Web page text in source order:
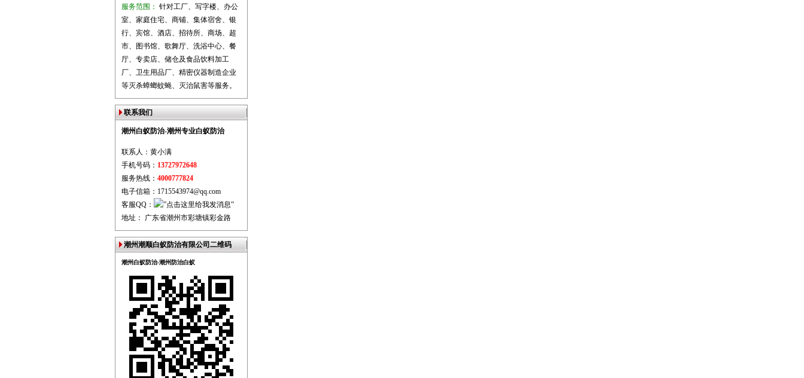
服务范围： 针对工厂、写字楼、办公
室、家庭住宅、商铺、集体宿舍、银
行、宾馆、酒店、招待所、商场、超
市、图书馆、歌舞厅、洗浴中心、餐
厅、专卖店、储仓及食品饮料加工
厂、卫生用品厂、精密仪器制造企业
等灭杀蟑螂蚊蝇、灭治鼠害等服务。
联系我们
潮州白蚁防治-潮州专业白蚁防治
联系人：黄小满
手机号码： 13727972648
服务热线： 4000777824
电子信箱：1715543974@qq.com
客服QQ：
地址： 广东省潮州市彩塘镇彩金路
潮州潮顺白蚁防治有限公司二维码
潮州白蚁防治-潮州防治白蚁